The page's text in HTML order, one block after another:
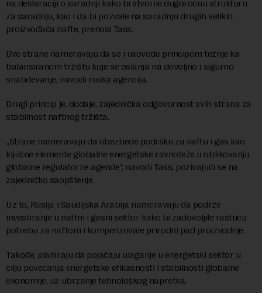
na deklaraciji o saradnji kako bi stvorile dugoročnu strukturu
za saradnju, kao i da bi pozvale na saradnju drugih velikih
proizvođača nafte, prenosi Tass.
Dve strane nameravaju da se rukovode principom težnje ka
balansiranom tržištu koje se oslanja na dovoljno i sigurno
snabdevanje, navodi ruska agencija.
Drugi princip je, dodaje, zajednička odgovornost svih strana za
stabilnost naftnog tržišta.
„Strane nameravaju da obezbede podršku za naftu i gas kao
ključne elemente globalne energetske ravnoteže u oblikovanju
globalne regulatorne agende“, navodi Tass, pozivajući se na
zajedničko saopštenje.
Uz to, Rusija i Saudijska Arabija nameravaju da podrže
investiranje u naftni i gasni sektor kako bi zadovoljile rastuću
potrebu za naftom i kompenzovale prirodni pad proizvodnje.
Takođe, planiraju da pojačaju ulaganje u energetski sektor u
cilju povećanja energetske efikasnosti i stabilnosti globalne
ekonomije, uz ubrzanje tehnološkog napretka.